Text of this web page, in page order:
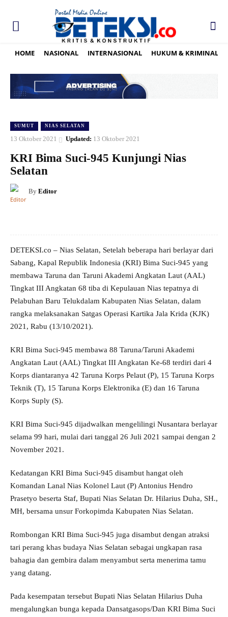
HOME NASIONAL INTERNASIONAL HUKUM & KRIMINAL
SUMUT NIAS SELATAN
13 Oktober 2021 Updated: 13 Oktober 2021
KRI Bima Suci-945 Kunjungi Nias
Selatan
By Editor
DETEKSI.co – Nias Selatan, Setelah beberapa hari berlayar dari
Sabang, Kapal Republik Indonesia (KRI) Bima Suci-945 yang
membawa Taruna dan Taruni Akademi Angkatan Laut (AAL)
Tingkat III Angkatan 68 tiba di Kepulauan Nias tepatnya di
Pelabuhan Baru Telukdalam Kabupaten Nias Selatan, dalam
rangka melaksanakan Satgas Operasi Kartika Jala Krida (KJK)
2021, Rabu (13/10/2021).
KRI Bima Suci-945 membawa 88 Taruna/Taruni Akademi
Angkatan Laut (AAL) Tingkat III Angkatan Ke-68 terdiri dari 4
Korps diantaranya 42 Taruna Korps Pelaut (P), 15 Taruna Korps
Teknik (T), 15 Taruna Korps Elektronika (E) dan 16 Taruna
Korps Suply (S).
KRI Bima Suci-945 dijadwalkan mengelilingi Nusantara berlayar
selama 99 hari, mulai dari tanggal 26 Juli 2021 sampai dengan 2
November 2021.
Kedatangan KRI Bima Suci-945 disambut hangat oleh
Komandan Lanal Nias Kolonel Laut (P) Antonius Hendro
Prasetyo beserta Staf, Bupati Nias Selatan Dr. Hilarius Duha, SH.,
MH, bersama unsur Forkopimda Kabupaten Nias Selatan.
Rombongan KRI Bima Suci-945 juga disambut dengan atraksi
tari perang khas budaya Nias Selatan sebagai ungkapan rasa
bahagia dan gembira dalam menyambut serta menerima tamu
yang datang.
Pada kesempatan tersebut Bupati Nias Selatan Hilarius Duha
mengalungkan bunga kepada Dansatgasops/Dan KRI Bima Suci